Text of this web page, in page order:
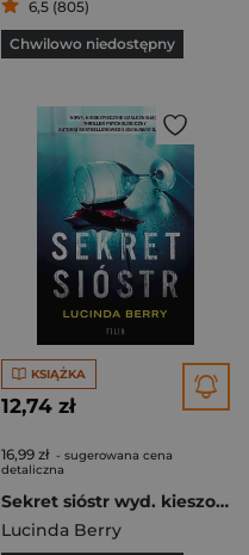
6,5 (805)
Chwilowo niedostępny
KSIĄŻKA
12,74 zł
16,99 zł - sugerowana cena
detaliczna
Sekret sióstr wyd. kieszonkowe
Lucinda Berry